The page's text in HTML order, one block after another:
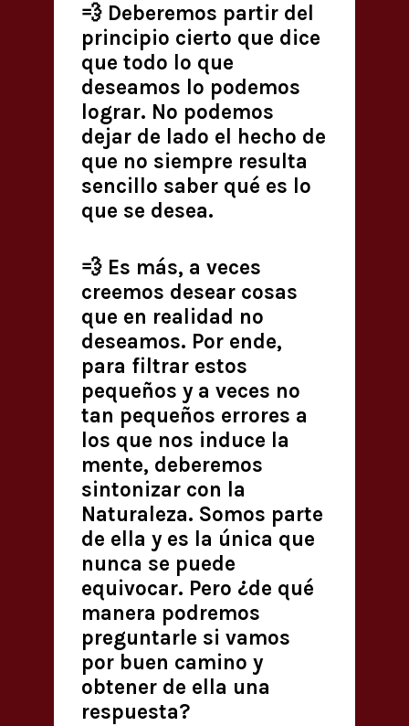
💨 Deberemos partir del
principio cierto que dice
que todo lo que
deseamos lo podemos
lograr. No podemos
dejar de lado el hecho de
que no siempre resulta
sencillo saber qué es lo
que se desea.
💨 Es más, a veces
creemos desear cosas
que en realidad no
deseamos. Por ende,
para filtrar estos
pequeños y a veces no
tan pequeños errores a
los que nos induce la
mente, deberemos
sintonizar con la
Naturaleza. Somos parte
de ella y es la única que
nunca se puede
equivocar. Pero ¿de qué
manera podremos
preguntarle si vamos
por buen camino y
obtener de ella una
respuesta?